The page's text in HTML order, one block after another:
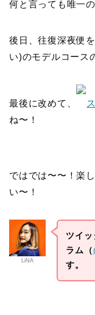
何と言っても唯一
後日、往復深夜便
い)のモデルコース
最後に改めて、
ね〜！
ではでは〜〜！楽
い〜！
LiNA
ツイ
ラム（
す。